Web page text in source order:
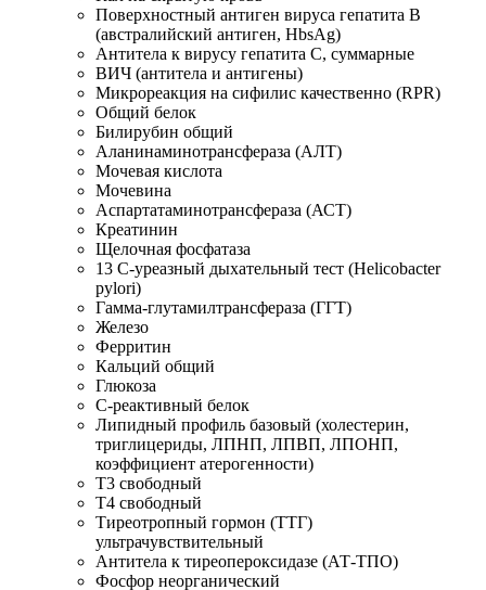
Поверхностный антиген вируса гепатита В
(австралийский антиген, HbsAg)
Антитела к вирусу гепатита С, суммарные
ВИЧ (антитела и антигены)
Микрореакция на сифилис качественно (RPR)
Общий белок
Билирубин общий
Аланинаминотрансфераза (АЛТ)
Мочевая кислота
Мочевина
Аспартатаминотрансфераза (АСТ)
Креатинин
Щелочная фосфатаза
13 С-уреазный дыхательный тест (Helicobacter
pylori)
Гамма-глутамилтрансфераза (ГГТ)
Железо
Ферритин
Кальций общий
Глюкоза
С-реактивный белок
Липидный профиль базовый (холестерин,
триглицериды, ЛПНП, ЛПВП, ЛПОНП,
коэффициент атерогенности)
Т3 свободный
Т4 свободный
Тиреотропный гормон (ТТГ)
ультрачувствительный
Антитела к тиреопероксидазе (АТ-ТПО)
Фосфор неорганический